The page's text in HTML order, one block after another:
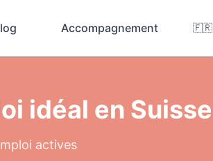
Accompagnement 🇫🇷
idéal en Suisse
actives